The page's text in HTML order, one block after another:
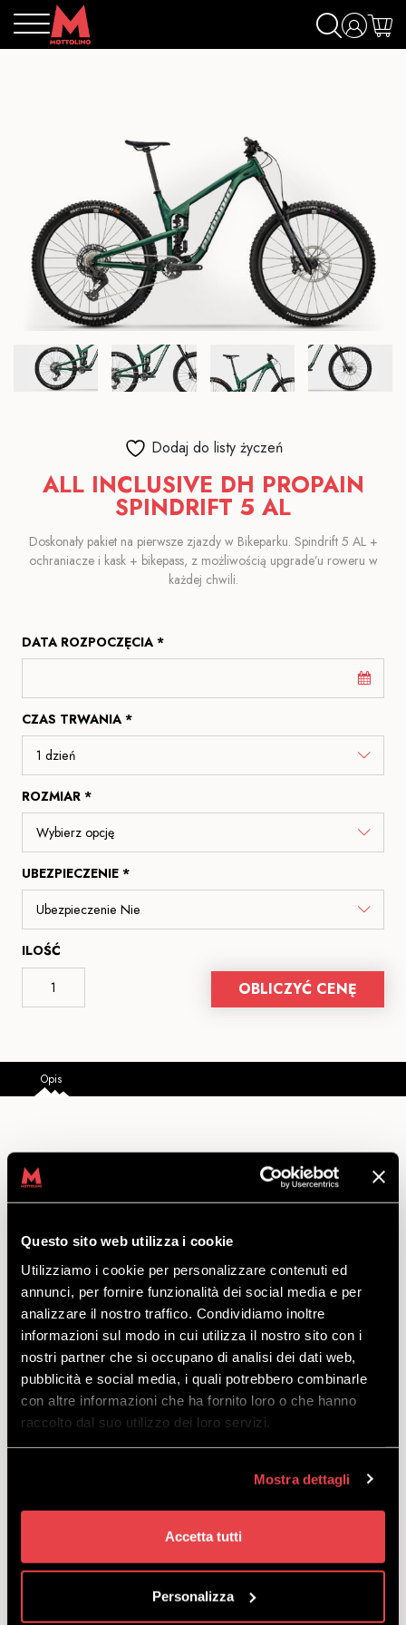
Questo sito web utilizza i cookie
Utilizziamo i cookie per personalizzare contenuti ed
annunci, per fornire funzionalità dei social media e per
analizzare il nostro traffico. Condividiamo inoltre
informazioni sul modo in cui utilizza il nostro sito con i
nostri partner che si occupano di analisi dei dati web,
pubblicità e social media, i quali potrebbero combinarle
con altre informazioni che ha fornito loro o che hanno
raccolto dal suo utilizzo dei loro servizi.
Mostra dettagli
Accetta tutti
Personalizza
Dodaj do listy życzeń
ALL INCLUSIVE DH PROPAIN
SPINDRIFT 5 AL
Doskonały pakiet na pierwsze zjazdy w Bikeparku. Spindrift 5 AL +
ochraniacze i kask + bikepass, z możliwością upgrade’u roweru w
każdej chwili.
DATA ROZPOCZĘCIA *
CZAS TRWANIA *
ROZMIAR *
UBEZPIECZENIE *
ILOŚĆ
OBLICZYĆ CENĘ
Opis
ALL INCLUSIVE DH ENTRY LEVEL - DH
PROPAIN SPINDRIFT 5 AL
Ważne: podana cena dotyczy wyłącznie wynajmu online i
bezpośredniego w Mottolino Rental.
Opis:z ofertą All Inclusive Entry Level wypożyczysz w atrakcyjnej
cenie wszystko, co będzie ci potrzebne podczas pierwszych wizyt w
Bikeparku. Pakiet obejmuje rowerSpindrift 5 AL, który pozwala stawić
czoła trasom każdego typu, od najprostszych, aż po te o niestabilnym
podłożu. A jeśli zdecydujesz się przejść na poziom Premium lub
Exclusive, w każdej chwili możesz dokonać upgrade’u roweru,
zwracając się do wypożyczalni na dolnej stacji kolejki.
Rozmiar M: 168-182 cm
Oferta obejmuje:bikepass Mottolino, rower, ochraniacze, kask i
maskę. Pamiętaj, że pakiet All Inclusive wychodzi taniej, niż osobne
wypożyczenie roweru i zakup bikepassu!